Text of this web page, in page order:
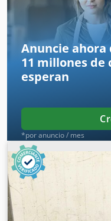
Anuncie ahora
11 millones de
esperan
*por anuncio / mes